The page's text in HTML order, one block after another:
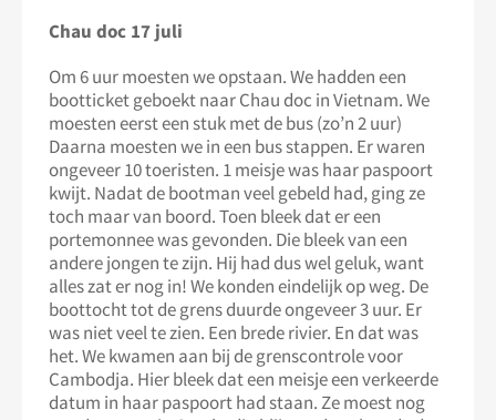
Chau doc 17 juli
Om 6 uur moesten we opstaan. We hadden een
bootticket geboekt naar Chau doc in Vietnam. We
moesten eerst een stuk met de bus (zo’n 2 uur)
Daarna moesten we in een bus stappen. Er waren
ongeveer 10 toeristen. 1 meisje was haar paspoort
kwijt. Nadat de bootman veel gebeld had, ging ze
toch maar van boord. Toen bleek dat er een
portemonnee was gevonden. Die bleek van een
andere jongen te zijn. Hij had dus wel geluk, want
alles zat er nog in! We konden eindelijk op weg. De
boottocht tot de grens duurde ongeveer 3 uur. Er
was niet veel te zien. Een brede rivier. En dat was
het. We kwamen aan bij de grenscontrole voor
Cambodja. Hier bleek dat een meisje een verkeerde
datum in haar paspoort had staan. Ze moest nog